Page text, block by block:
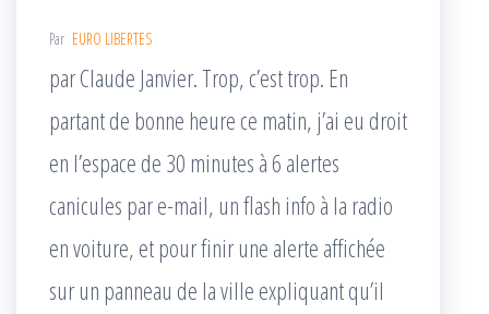
Par EURO LIBERTES
par Claude Janvier. Trop, c’est trop. En
partant de bonne heure ce matin, j’ai eu droit
en l’espace de 30 minutes à 6 alertes
canicules par e-mail, un flash info à la radio
en voiture, et pour finir une alerte affichée
sur un panneau de la ville expliquant qu’il